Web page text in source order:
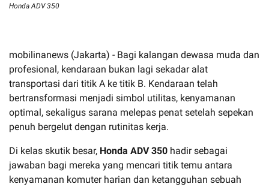
Honda ADV 350
mobilinanews (Jakarta) - Bagi kalangan dewasa muda dan
profesional, kendaraan bukan lagi sekadar alat
transportasi dari titik A ke titik B. Kendaraan telah
bertransformasi menjadi simbol utilitas, kenyamanan
optimal, sekaligus sarana melepas penat setelah sepekan
penuh bergelut dengan rutinitas kerja.
Di kelas skutik besar, Honda ADV 350 hadir sebagai
jawaban bagi mereka yang mencari titik temu antara
kenyamanan komuter harian dan ketangguhan sebuah